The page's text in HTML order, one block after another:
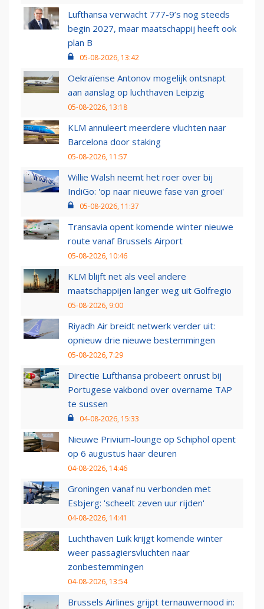
Lufthansa verwacht 777-9’s nog steeds
begin 2027, maar maatschappij heeft ook
plan B
05-08-2026, 13:42
Oekraïense Antonov mogelijk ontsnapt
aan aanslag op luchthaven Leipzig
05-08-2026, 13:18
KLM annuleert meerdere vluchten naar
Barcelona door staking
05-08-2026, 11:57
Willie Walsh neemt het roer over bij
IndiGo: 'op naar nieuwe fase van groei'
05-08-2026, 11:37
Transavia opent komende winter nieuwe
route vanaf Brussels Airport
05-08-2026, 10:46
KLM blijft net als veel andere
maatschappijen langer weg uit Golfregio
05-08-2026, 9:00
Riyadh Air breidt netwerk verder uit:
opnieuw drie nieuwe bestemmingen
05-08-2026, 7:29
Directie Lufthansa probeert onrust bij
Portugese vakbond over overname TAP
te sussen
04-08-2026, 15:33
Nieuwe Privium-lounge op Schiphol opent
op 6 augustus haar deuren
04-08-2026, 14:46
Groningen vanaf nu verbonden met
Esbjerg: 'scheelt zeven uur rijden'
04-08-2026, 14:41
Luchthaven Luik krijgt komende winter
weer passagiersvluchten naar
zonbestemmingen
04-08-2026, 13:54
Brussels Airlines grijpt ternauwernood in: